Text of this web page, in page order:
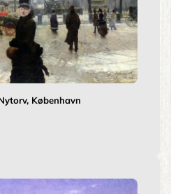
København